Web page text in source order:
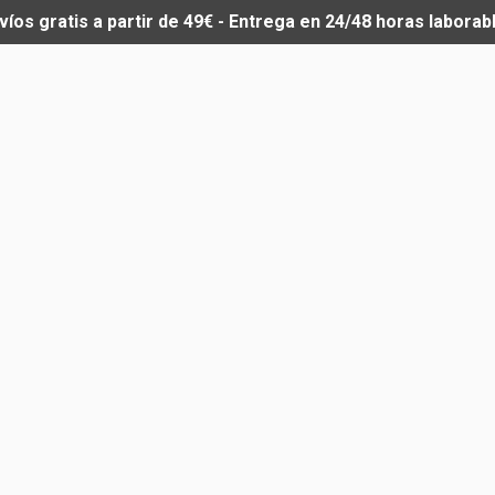
gratis a partir de 49€ - Entrega en 24/48 horas